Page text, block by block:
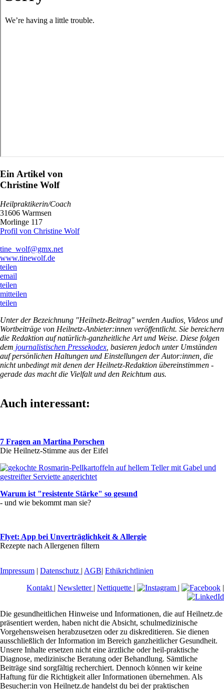
Ein Artikel von
Christine Wolf
Heilpraktikerin/Coach
31606 Warmsen
Morlinge 117
Profil von Christine Wolf
tine_wolf@gmx.net
www.tinewolf.de
teilen
email
teilen
mitteilen
teilen
Unter der Bezeichnung "Heilnetz-Beitrag" werden Audios, Videos und
Wortbeiträge von Heilnetz-Anbieter:innen veröffentlicht. Sie bereichern
die Redaktion auf natürlich-ganzheitliche Art und Weise. Diese folgen
dem journalistischen Pressekodex , basieren jedoch unter Umständen
auf persönlichen Haltungen und Einstellungen der Autor:innen, die
nicht unbedingt mit denen der Heilnetz-Redaktion übereinstimmen -
gerade das macht die Vielfalt und den Reichtum aus.
Auch interessant:
7 Fragen an Martina Porschen
Die Heilnetz-Stimme aus der Eifel
Warum ist "resistente Stärke" so gesund
- und wie bekommt man sie?
Flyet: App bei Unverträglichkeit & Allergie
Rezepte nach Allergenen filtern
Impressum | Datenschutz | AGB| Ethikrichtlinien
Kontakt | Newsletter | Nettiquette | | |
Die gesundheitlichen Hinweise und Informationen, die auf Heilnetz.de
präsentiert werden, haben nicht die Absicht, schulmedizinische
Vorgehensweisen herabzusetzen oder zu diskreditieren. Sie dienen
ausschließlich der Information im Bereich ganzheitlicher Gesundheit.
Unsere Inhalte ersetzen nicht eine ärztliche oder heil-praktische
Diagnose, medizinische Beratung oder Behandlung. Sämtliche
Beiträge sind sorgfältig recherchiert. Dennoch können wir keine
Haftung für die Richtigkeit aller Informationen übernehmen. Als
Besucher:in von Heilnetz.de handelst du bei der praktischen